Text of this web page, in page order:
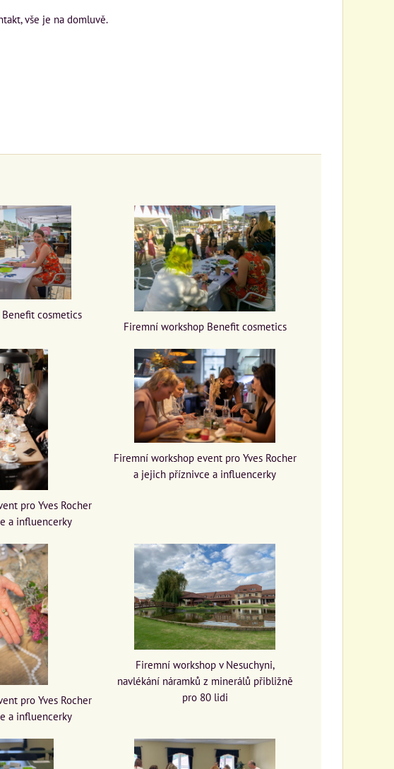
vše je na domluvě.
cosmetics
Firemní workshop Benefit cosmetics
pro Yves Rocher
a influencerky
Firemní workshop event pro Yves Rocher
a jejich příznivce a influencerky
pro Yves Rocher
a influencerky
Firemní workshop v Nesuchyni,
navlékání náramků z minerálů přibližně
pro 80 lidi